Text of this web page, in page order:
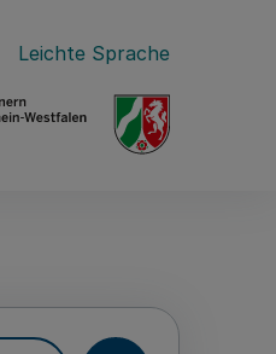
Leichte Sprache